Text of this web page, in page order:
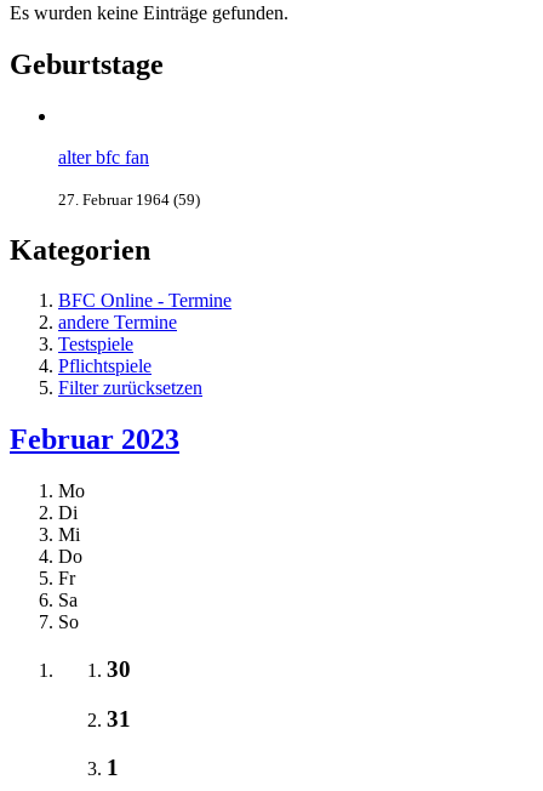
Es wurden keine Einträge gefunden.
Geburtstage
alter bfc fan
27. Februar 1964 (59)
Kategorien
BFC Online - Termine
andere Termine
Testspiele
Pflichtspiele
Filter zurücksetzen
Februar 2023
Mo
Di
Mi
Do
Fr
Sa
So
30
31
1